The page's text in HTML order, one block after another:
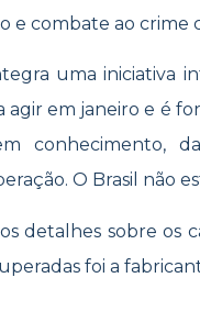
e combate ao crime
uma iniciativa
em janeiro e é
conhecimento,
O Brasil não
detalhes sobre os
foi a